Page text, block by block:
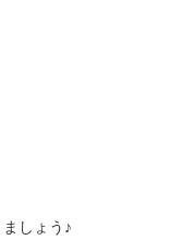
しょう♪